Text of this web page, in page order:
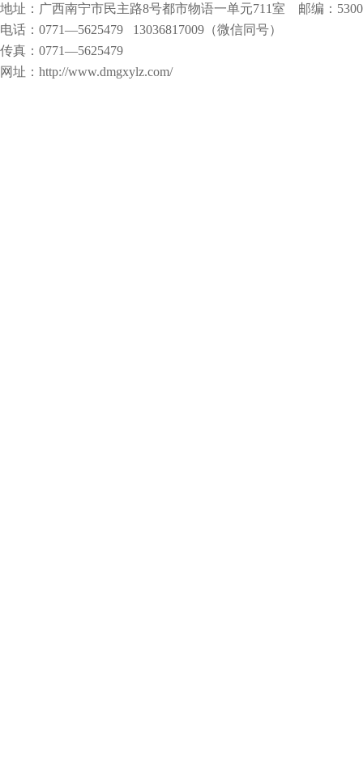
地址：广西南宁市民主路8号都市物语一单元711室 邮编：
电话：0771—5625479 13036817009（微信同号）
传真：0771—5625479
网址：http://www.dmgxylz.com/